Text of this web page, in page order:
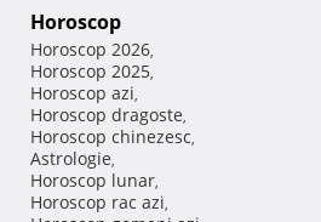
Horoscop
Horoscop 2026,
Horoscop 2025,
Horoscop azi,
Horoscop dragoste,
Horoscop chinezesc,
Astrologie,
Horoscop lunar,
Horoscop rac azi,